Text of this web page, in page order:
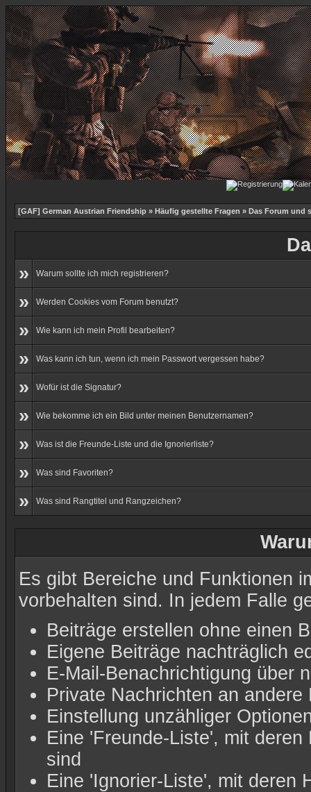
[GAF] German Austrian Friendship » Häufig gestellte Fragen » Das Forum und
»
Warum sollte ich mich registrieren?
» Werden Cookies vom Forum benutzt?
» Wie kann ich mein Profil bearbeiten?
» Was kann ich tun, wenn ich mein Passwort vergessen habe?
» Wofür ist die Signatur?
» Wie bekomme ich ein Bild unter meinen Benutzernamen?
» Was ist die Freunde-Liste und die Ignorierliste?
» Was sind Favoriten?
» Was sind Rangtitel und Rangzeichen?
Es gibt Bereiche und Funktionen
vorbehalten sind. In jedem Falle
Beiträge erstellen ohne einen
Eigene Beiträge nachträglich
E-Mail-Benachrichtigung über
Private Nachrichten an
Einstellung unzähliger
Eine 'Freunde-Liste', mit
sind
Eine 'Ignorier-Liste', mit deren